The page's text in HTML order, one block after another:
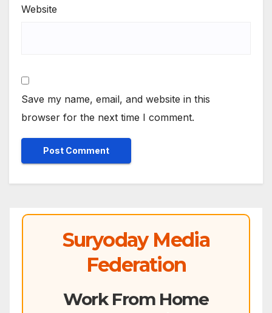
Website
Save my name, email, and website in this
browser for the next time I comment.
Suryoday Media
Federation
Work From Home